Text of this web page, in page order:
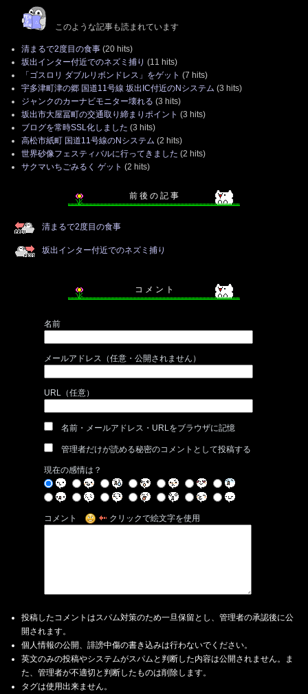
このような記事も読まれています
清まるで2度目の食事 (20 hits)
坂出インター付近でのネズミ捕り (11 hits)
「ゴスロリ ダブルリボンドレス」をゲット (7 hits)
宇多津町津の郷 国道11号線 坂出IC付近のNシステム (3 hits)
ジャンクのカーナビモニター壊れる (3 hits)
坂出市大屋冨町の交通取り締まりポイント (3 hits)
ブログを常時SSL化しました (3 hits)
高松市紙町 国道11号線のNシステム (2 hits)
世界砂像フェスティバルに行ってきました (2 hits)
サクマいちごみるく ゲット (2 hits)
前 後 の 記 事
清まるで2度目の食事
坂出インター付近でのネズミ捕り
コ メ ン ト
名前
メールアドレス（任意・公開されません）
URL（任意）
名前・メールアドレス・URLをブラウザに記憶
管理者だけが読める秘密のコメントとして投稿する
現在の感情は？
コメント クリックで絵文字を使用
投稿したコメントはスパム対策のため一旦保留とし、管理者の承認後に公
開されます。
個人情報の公開、誹謗中傷の書き込みは行わないでください。
英文のみの投稿やシステムがスパムと判断した内容は公開されません。ま
た、管理者が不適切と判断したものは削除します。
タグは使用出来ません。